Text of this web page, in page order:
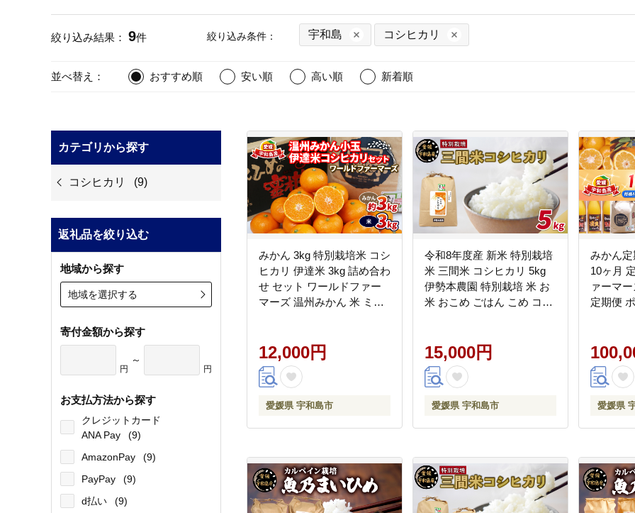
絞り込み結果： 9件 絞り込み条件： 宇和島 コシヒカリ
並べ替え： おすすめ順 安い順 高い順 新着順
カテゴリから探す
コシヒカリ (9)
返礼品を絞り込む
地域から探す
地域を選択する
寄付金額から探す
円
～
円
お支払方法から探す
クレジットカード
ANA Pay
(9)
AmazonPay
(9)
PayPay
(9)
d払い
(9)
みかん 3kg 特別栽培米 コシ
ヒカリ 伊達米 3kg 詰め合わ
せ セット ワールドファー
マーズ 温州みかん 米 ミカ
物 くだもの フルーツ 柑橘
農家直送 産地直送 数量限
定 国産 愛媛 宇和島 B012-
12,000円
愛媛県 宇和島市
令和8年度産 新米 特別栽培
米 三間米 コシヒカリ 5kg
伊勢本農園 特別栽培 米 お
米 おこめ ごはん こめ コメ
ツヤ 甘い 粘り 美味しい ラ
イス 農家直送 産地直送 数
量限定 国産 愛媛 宇和島
15,000円
愛媛県 宇和島市
みかん
10ヶ月
ァーマ
定期便
極早生
ん 柑橘
カン 蜜
限定 国
和島
愛媛県